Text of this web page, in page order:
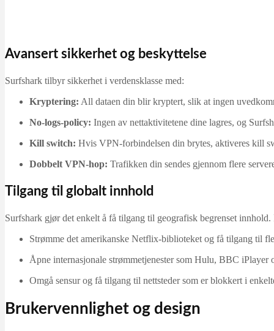
Avansert sikkerhet og beskyttelse
Surfshark tilbyr sikkerhet i verdensklasse med:
Kryptering: All dataen din blir kryptert, slik at ingen
No-logs-policy: Ingen av nettaktivitetene dine lagres, og
Kill switch: Hvis VPN‑forbindelsen din brytes, aktiveres kill
Dobbelt VPN-hop: Trafikken din sendes gjennom flere
Tilgang til globalt innhold
Surfshark gjør det enkelt å få tilgang til geografisk begrenset innhold.
Strømme det amerikanske Netflix-biblioteket og få tilgang til
Åpne internasjonale strømmetjenester som Hulu, BBC iPlayer
Omgå sensur og få tilgang til nettsteder som er blokkert i
Brukervennlighet og design